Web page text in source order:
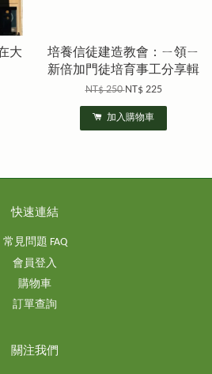
大
培養信徒建造教會：ㄧ領ㄧ
新倍加門徒培育事工分享輯
NT$ 250NT$ 225
加入購物車
快速連結
常見問題 FAQ
會員登入
購物車
訂單查詢
關注我們